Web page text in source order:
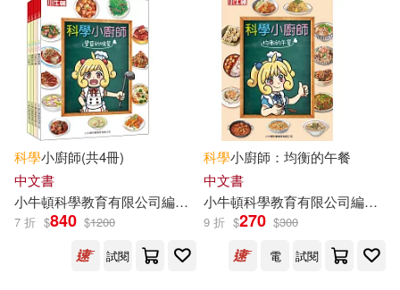
配送方式 (可複選)
可超商取貨(86)
可海外宅配(86)
可港澳店取(85)
可新加坡店取(85)
科學小廚師(共4冊)
中文書
小牛頓科學教育有限公司編輯 團隊 碳十四圖像設計 閃揚容
7 折 $840 $1200
試閱
科學小廚師：均衡的午餐
中文書
小牛頓科學教育有限公司編輯
9 折 $270 $300
電
試閱